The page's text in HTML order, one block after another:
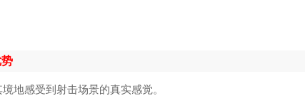
地感受到射击场景的真实感觉。